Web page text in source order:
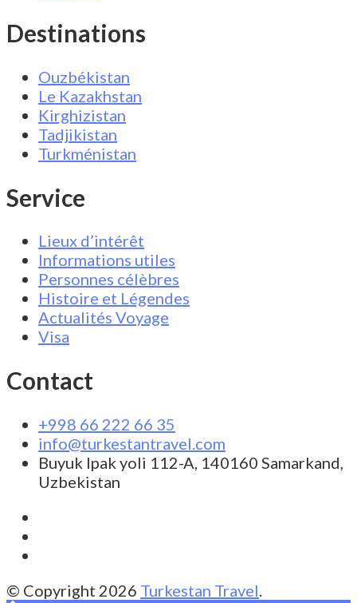
Destinations
Ouzbékistan
Le Kazakhstan
Kirghizistan
Tadjikistan
Turkménistan
Service
Lieux d’intérêt
Informations utiles
Personnes célèbres
Histoire et Légendes
Actualités Voyage
Visa
Contact
+998 66 222 66 35
info@turkestantravel.com
Buyuk Ipak yoli 112-A, 140160 Samarkand,
Uzbekistan
© Copyright 2026 Turkestan Travel.